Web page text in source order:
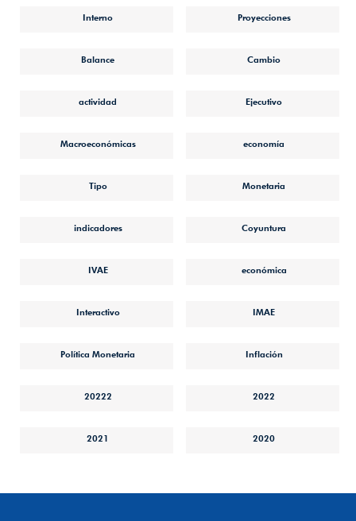
Interno Proyecciones
Balance Cambio
actividad Ejecutivo
Macroeconómicas economía
Tipo Monetaria
indicadores Coyuntura
IVAE económica
Interactivo IMAE
Política Monetaria Inflación
20222 2022
2021 2020